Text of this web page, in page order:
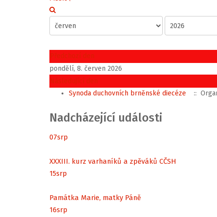
Předchozí den
pondělí, 8. červen 2026
Následující den
Synoda duchovních brněnské diecéze
::
Nadcházející události
07srp
XXXIII. kurz varhaníků a zpěváků CČSH
15srp
Památka Marie, matky Páně
16srp